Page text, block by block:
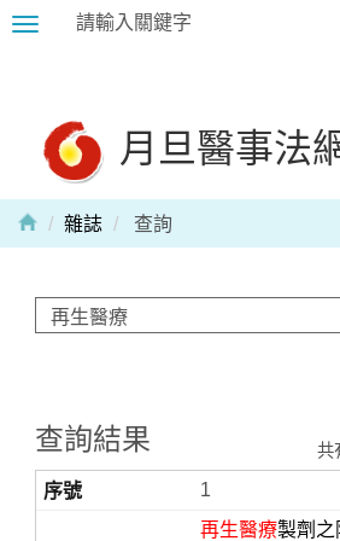
Toggle
月旦醫事法
雜誌 查詢
查詢結果 共
1
再生醫療製劑之